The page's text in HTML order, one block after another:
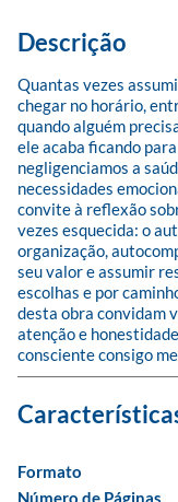
Descrição
Quantas vezes
chegar no horário,
quando alguém
ele acaba ficando
negligenciamos a
necessidades
convite à reflexão
vezes esquecida: o
organização,
seu valor e assumir
escolhas e por
desta obra convidam
atenção e
consciente consigo
Formato
Número de Páginas